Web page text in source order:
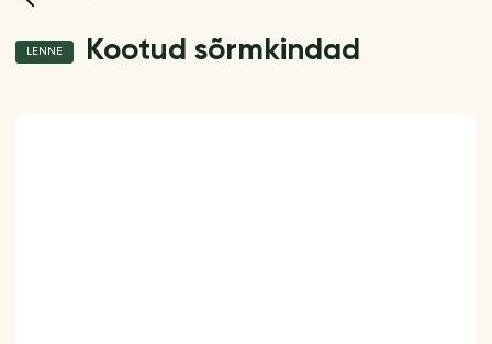
LENNE Kootud sõrmkindad